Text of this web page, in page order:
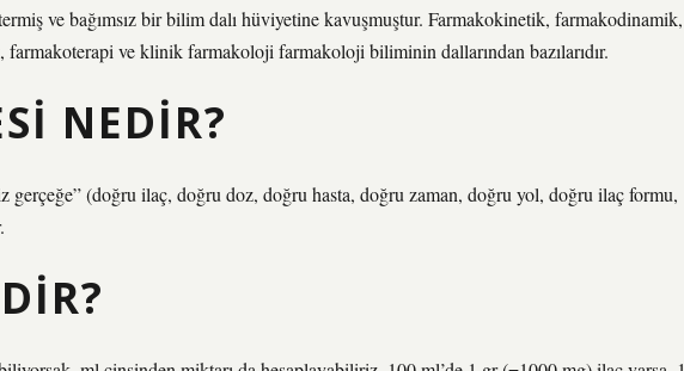
ve bağımsız bir bilim dalı hüviyetine kavuşmuştur. Farmakokinetik, farmakodinamik,
ve klinik farmakoloji farmakoloji biliminin dallarından bazılarıdır.
NEDIR?
gerçeğe” (doğru ilaç, doğru doz, doğru hasta, doğru zaman, doğru yol, doğru ilaç formu,